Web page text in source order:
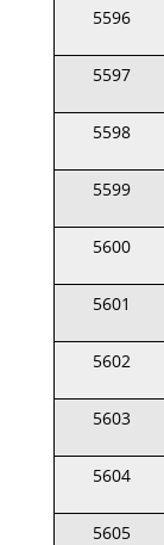
5596
5597
5598
5599
5600
5601
5602
5603
5604
5605